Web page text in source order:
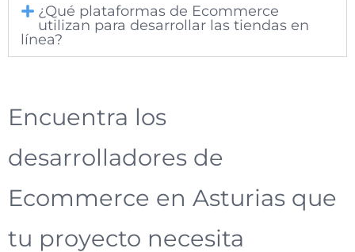
¿Qué plataformas de Ecommerce
utilizan para desarrollar las tiendas en
línea?
Encuentra los
desarrolladores de
Ecommerce en Asturias que
tu proyecto necesita